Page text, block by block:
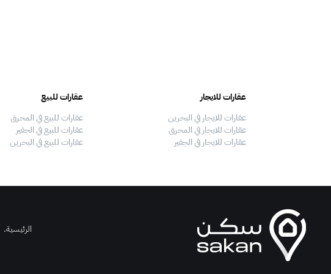
عقارات للايجار
عقارات للايجار في البحرين
عقارات للايجار في المحرق
عقارات للايجار في الجفير
عقارات للبيع
عقارات للبيع في المحرق
عقارات للبيع في الجفير
عقارات للبيع في البحرين
الرئيسية.